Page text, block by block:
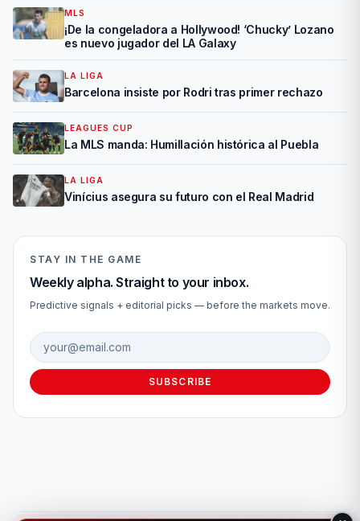
MLS
¡De la congeladora a Hollywood! ‘Chucky’ Lozano
es nuevo jugador del LA Galaxy
LA LIGA
Barcelona insiste por Rodri tras primer rechazo
LEAGUES CUP
La MLS manda: Humillación histórica al Puebla
LA LIGA
Vinícius asegura su futuro con el Real Madrid
STAY IN THE GAME
Weekly alpha. Straight to your inbox.
Predictive signals + editorial picks — before the markets move.
Email address
SUBSCRIBE